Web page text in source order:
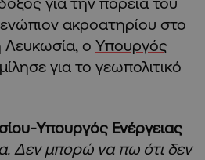
ακροατηρίου στο
Λευκωσία, ο Υπουργός
για το γεωπολιτικό
Υπουργός Ενέργειας
Δεν μπορώ να πω ότι δεν